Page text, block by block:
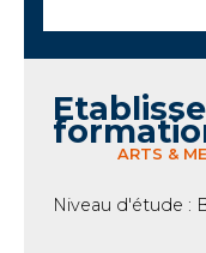
ARTS &
Niveau d'étude :